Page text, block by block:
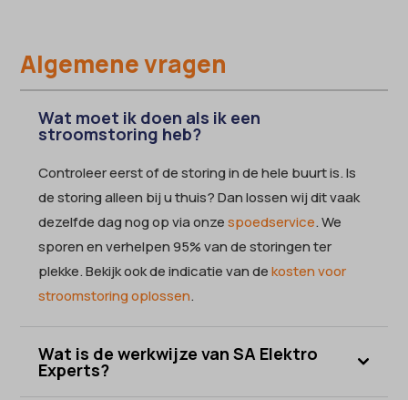
Algemene vragen
Wat moet ik doen als ik een
stroomstoring heb?
Controleer eerst of de storing in de hele buurt is. Is
de storing alleen bij u thuis? Dan lossen wij dit vaak
dezelfde dag nog op via onzespoedservice. We
sporen en verhelpen 95% van de storingen ter
plekke. Bekijk ook de indicatie van dekosten voor
stroomstoring oplossen.
Wat is de werkwijze van SA Elektro
Experts?